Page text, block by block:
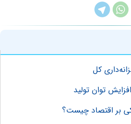
کل
توان تولید
بر اقتصاد چیست؟